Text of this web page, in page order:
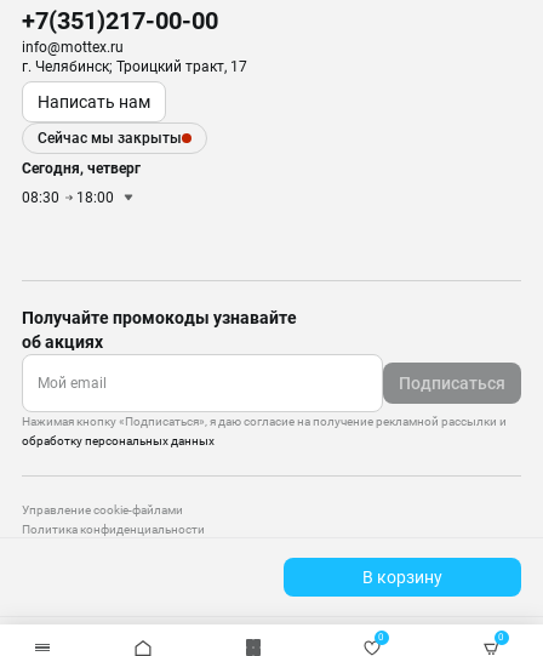
В корзину
+7(351)217-00-00
info@mottex.ru
г. Челябинск; Троицкий тракт, 17
Написать нам
Сейчас мы закрыты
Сегодня, четверг
08:30
18:00
Получайте промокоды узнавайте
об акциях
Подписаться
Нажимая кнопку «Подписаться», я даю согласие на получение рекламной рассылки и
обработку персональных данных
Управление cookie-файлами
Политика конфиденциальности
0 0